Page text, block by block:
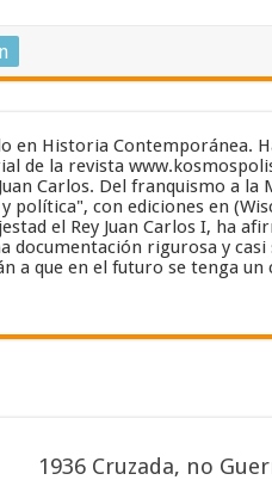
en Historia
de la revista
Carlos. Del franquismo a
con ediciones en
el Rey Juan Carlos I, ha
rigurosa y
que en el futuro se tenga
1936 Cruzada, no